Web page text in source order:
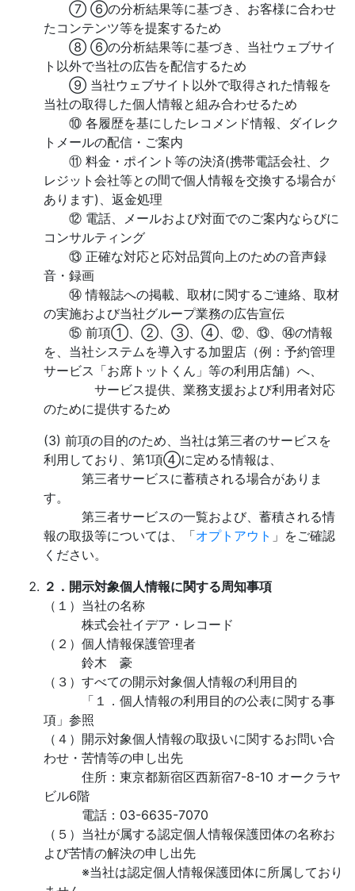
⑦ ⑥の分析結果等に基づき、お客様に合わせ
たコンテンツ等を提案するため
⑧ ⑥の分析結果等に基づき、当社ウェブサイ
ト以外で当社の広告を配信するため
⑨ 当社ウェブサイト以外で取得された情報を
当社の取得した個人情報と組み合わせるため
⑩ 各履歴を基にしたレコメンド情報、ダイレク
トメールの配信・ご案内
⑪ 料金・ポイント等の決済(携帯電話会社、ク
レジット会社等との間で個人情報を交換する場合が
あります)、返金処理
⑫ 電話、メールおよび対面でのご案内ならびに
コンサルティング
⑬ 正確な対応と応対品質向上のための音声録
音・録画
⑭ 情報誌への掲載、取材に関するご連絡、取材
の実施および当社グループ業務の広告宣伝
⑮ 前項①、②、③、④、⑫、⑬、⑭の情報
を、当社システムを導入する加盟店（例：予約管理
サービス「お席トットくん」等の利用店舗）へ、
サービス提供、業務支援および利用者対応
のために提供するため
(3) 前項の目的のため、当社は第三者のサービスを
利用しており、第1項④に定める情報は、
第三者サービスに蓄積される場合がありま
す。
第三者サービスの一覧および、蓄積される情
報の取扱等については、「オプトアウト 」をご確認
ください。
２．開示対象個人情報に関する周知事項
（１）当社の名称
株式会社イデア・レコード
（２）個人情報保護管理者
鈴木 豪
（３）すべての開示対象個人情報の利用目的
「１．個人情報の利用目的の公表に関する事
項」参照
（４）開示対象個人情報の取扱いに関するお問い合
わせ・苦情等の申し出先
住所：東京都新宿区西新宿7-8-10 オークラヤ
ビル6階
電話：03-6635-7070
（５）当社が属する認定個人情報保護団体の名称お
よび苦情の解決の申し出先
※当社は認定個人情報保護団体に所属しており